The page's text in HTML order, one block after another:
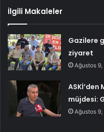
İlgili Makaleler
Gazilere
ziyaret
Ağustos
ASKİ’den
müjdesi:
Ağustos